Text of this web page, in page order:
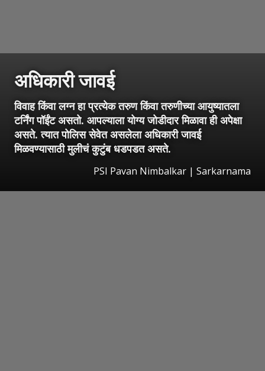
अधिकारी जावई
विवाह किंवा लग्न हा प्रत्येक तरुण किंवा तरुणीच्या आयुष्यातला
टर्निंग पॉईंट असतो. आपल्याला योग्य जोडीदार मिळावा ही अपेक्षा
असते. त्यात पोलिस सेवेत असलेला अधिकारी जावई
मिळवण्यासाठी मुलीचं कुटुंब धडपडत असते.
PSI Pavan Nimbalkar | Sarkarnama